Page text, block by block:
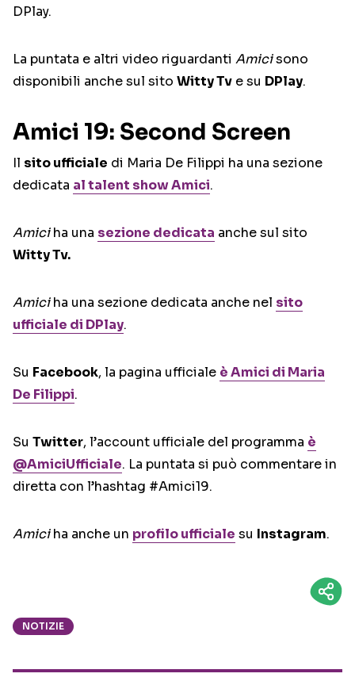
DPlay.
La puntata e altri video riguardanti Amicisono
disponibili anche sul sito Witty Tv e su DPlay.
Amici 19: Second Screen
Il sito ufficiale di Maria De Filippi ha una sezione
dedicata al talent show Amici.
Amiciha una sezione dedicata anche sul sito
Witty Tv.
Amiciha una sezione dedicata anche nel sito
ufficiale di DPlay.
Su Facebook, la pagina ufficiale è Amici di Maria
De Filippi.
Su Twitter, l’account ufficiale del programma è
@AmiciUfficiale. La puntata si può commentare in
diretta con l’hashtag #Amici19.
Amiciha anche un profilo ufficiale su Instagram.
NOTIZIE